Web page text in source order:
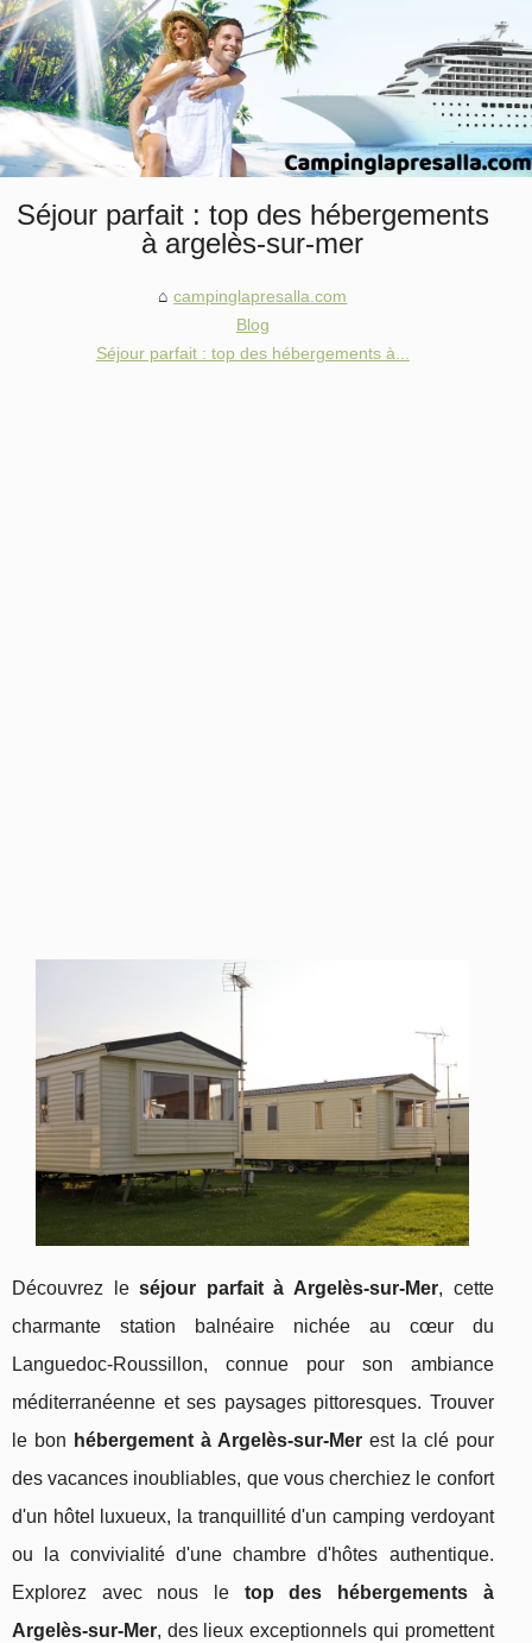
Séjour parfait : top des hébergements
à argelès-sur-mer
campinglapresalla.com
Blog
Séjour parfait : top des hébergements à...
Découvrez leséjour parfait à Argelès-sur-Mer, cette
charmante station balnéaire nichée au cœur du
Languedoc-Roussillon, connue pour son ambiance
méditerranéenne et ses paysages pittoresques. Trouver
le bon hébergement à Argelès-sur-Merest la clé pour
des vacances inoubliables, que vous cherchiez le confort
d'un hôtel luxueux, la tranquillité d'un camping verdoyant
ou la convivialité d'une chambre d'hôtes authentique.
Explorez avec nous le top des hébergements à
Argelès-sur-Mer, des lieux exceptionnels qui promettent